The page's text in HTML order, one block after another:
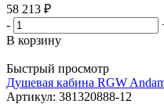
58 213 ₽
-
В корзину
Быстрый просмотр
Душевая кабина RGW
Артикул: 381320888-12